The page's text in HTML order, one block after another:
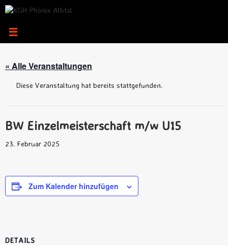
Zum
Inhalt
springen
« Alle Veranstaltungen
Diese Veranstaltung hat bereits stattgefunden.
BW Einzelmeisterschaft m/w U15
23. Februar 2025
Zum Kalender hinzufügen
DETAILS